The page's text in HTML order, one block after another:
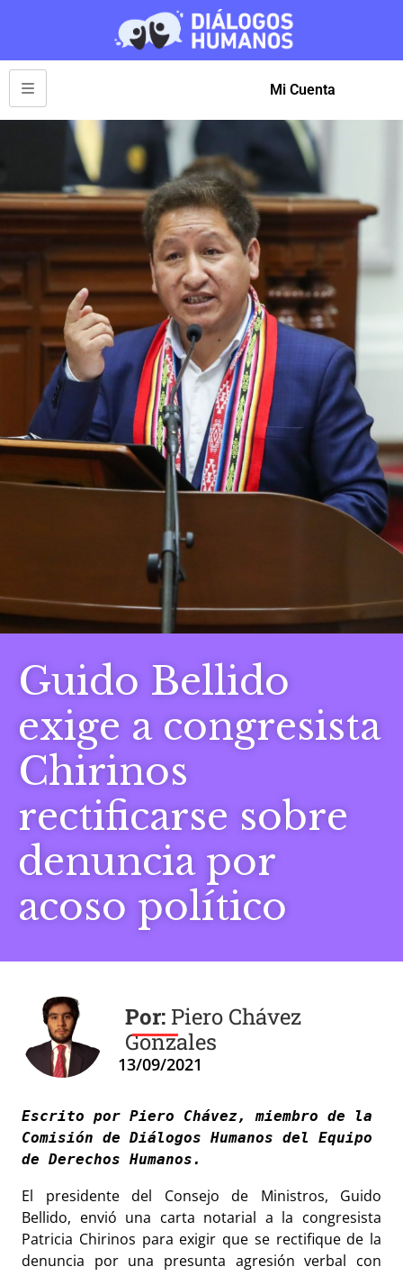
Mi Cuenta
Guido Bellido
exige a congresista
Chirinos
rectificarse sobre
denuncia por
acoso político
Piero Chávez
Gonzales
Escrito por Piero Chávez, miembro de la
Comisión de Diálogos Humanos del Equipo
de Derechos Humanos.
El presidente del Consejo de Ministros, Guido
Bellido, envió una carta notarial a la congresista
Patricia Chirinos para exigir que se rectifique de la
denuncia por una presunta agresión verbal con
13/09/2021